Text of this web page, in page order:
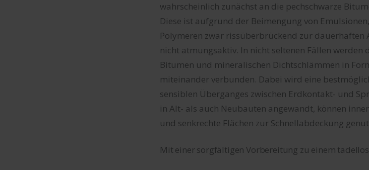
wahrscheinlich zunächst an die pechschwarze
Diese ist aufgrund der Beimengung von
Polymeren zwar rissüberbrückend zur
nicht atmungsaktiv. In nicht seltenen Fällen werden
Bitumen und mineralischen Dichtschlämmen in
miteinander verbunden. Dabei wird eine
sensiblen Überganges zwischen Erdkontakt- und
in Alt- als auch Neubauten angewandt, können
und senkrechte Flächen zur Schnellabdeckung
Mit einer sorgfältigen Vorbereitung zu einem